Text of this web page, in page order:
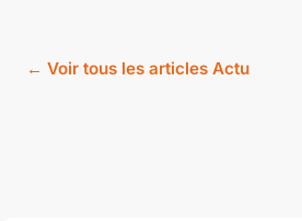
← Voir tous les articles Actu